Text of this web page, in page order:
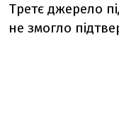
Третє джерело
не змогло